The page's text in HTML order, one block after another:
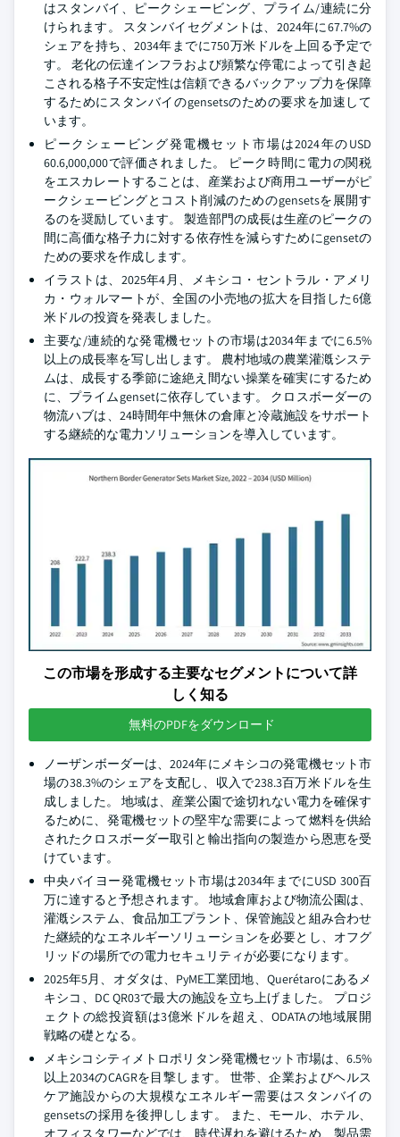
はスタンバイ、ピークシェービング、プライム/連続に分
けられます。 スタンバイセグメントは、2024年に67.7%の
シェアを持ち、2034年までに750万米ドルを上回る予定で
す。 老化の伝達インフラおよび頻繁な停電によって引き起
こされる格子不安定性は信頼できるバックアップ力を保障
するためにスタンバイのgensetsのための要求を加速して
います。
ピークシェービング発電機セット市場は2024年のUSD
60.6,000,000で評価されました。 ピーク時間に電力の関税
をエスカレートすることは、産業および商用ユーザーがピ
ークシェービングとコスト削減のためのgensetsを展開す
るのを奨励しています。 製造部門の成長は生産のピークの
間に高価な格子力に対する依存性を減らすためにgensetの
ための要求を作成します。
イラストは、2025年4月、メキシコ・セントラル・アメリ
カ・ウォルマートが、全国の小売地の拡大を目指した6億
米ドルの投資を発表しました。
主要な/連続的な発電機セットの市場は2034年までに6.5%
以上の成長率を写し出します。 農村地域の農業灌漑システ
ムは、成長する季節に途絶え間ない操業を確実にするため
に、プライムgensetに依存しています。 クロスボーダーの
物流ハブは、24時間年中無休の倉庫と冷蔵施設をサポート
する継続的な電力ソリューションを導入しています。
この市場を形成する主要なセグメントについて詳
しく知る
無料のPDFをダウンロード
ノーザンボーダーは、2024年にメキシコの発電機セット市
場の38.3%のシェアを支配し、収入で238.3百万米ドルを生
成しました。 地域は、産業公園で途切れない電力を確保す
るために、発電機セットの堅牢な需要によって燃料を供給
されたクロスボーダー取引と輸出指向の製造から恩恵を受
けています。
中央バイヨー発電機セット市場は2034年までにUSD 300百
万に達すると予想されます。 地域倉庫および物流公園は、
灌漑システム、食品加工プラント、保管施設と組み合わせ
た継続的なエネルギーソリューションを必要とし、オフグ
リッドの場所での電力セキュリティが必要になります。
2025年5月、オダタは、PyME工業団地、Querétaroにあるメ
キシコ、DC QR03で最大の施設を立ち上げました。 プロジ
ェクトの総投資額は3億米ドルを超え、ODATAの地域展開
戦略の礎となる。
メキシコシティメトロポリタン発電機セット市場は、6.5%
以上2034のCAGRを目撃します。 世帯、企業およびヘルス
ケア施設からの大規模なエネルギー需要はスタンバイの
gensetsの採用を後押しします。 また、モール、ホテル、
オフィスタワーなどでは、時代遅れを避けるため、製品需